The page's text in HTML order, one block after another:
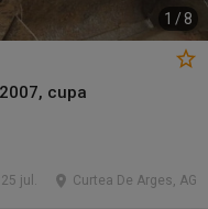
1 / 8
cupa
Curtea De Arges, AG
25 jul.